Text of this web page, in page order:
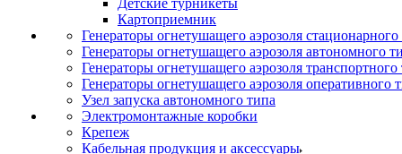
Детские турникеты
Картоприемник
Генераторы огнетушащего аэрозоля стационарного
Генераторы огнетушащего аэрозоля автономного
Генераторы огнетушащего аэрозоля транспортного
Генераторы огнетушащего аэрозоля оперативного
Узел запуска автономного типа
Электромонтажные коробки
Крепеж
Кабельная продукция и аксессуары